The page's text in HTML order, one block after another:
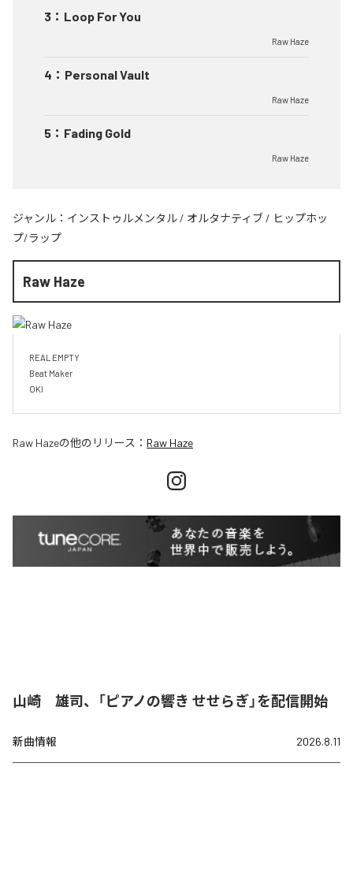
3 ： Loop For You
Raw Haze
4 ： Personal Vault
Raw Haze
5 ： Fading Gold
Raw Haze
ジャンル： インストゥルメンタル / オルタナティブ / ヒップホッ
プ/ラップ
Raw Haze
REAL EMPTY
Beat Maker
OKI
Raw Hazeの他のリリース： Raw Haze
山崎 雄司、「ピアノの響き せせらぎ」を配信開始
新曲情報 2026.8.11